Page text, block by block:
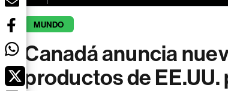
MUNDO
Canadá anuncia
productos de